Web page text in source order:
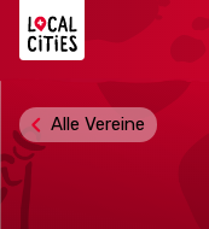
Alle Vereine